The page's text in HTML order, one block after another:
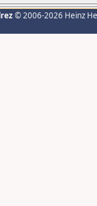
© 2006-2026 Heinz